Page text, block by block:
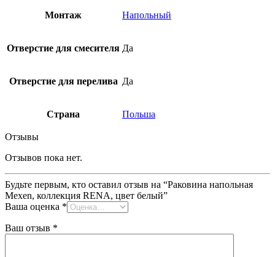
Монтаж Напольный
Отверстие для смесителя Да
Отверстие для перелива Да
Страна Польша
Отзывы
Отзывов пока нет.
Будьте первым, кто оставил отзыв на “Раковина напольная
Mexen, коллекция RENA, цвет белый”
Ваша оценка *
Ваш отзыв *